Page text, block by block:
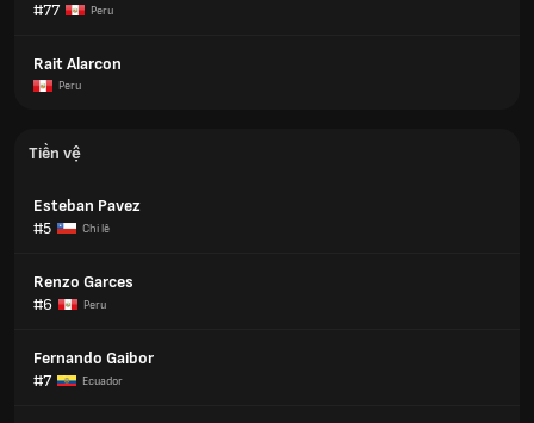
#77
Peru
Rait Alarcon
Peru
Tiền vệ
Esteban Pavez
#5
Chi lê
Renzo Garces
#6
Peru
Fernando Gaibor
#7
Ecuador